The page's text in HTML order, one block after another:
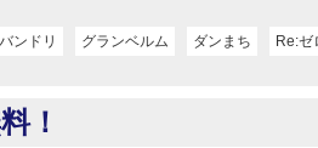
バンドリ グランベルム ダンまち Re:ゼ
！